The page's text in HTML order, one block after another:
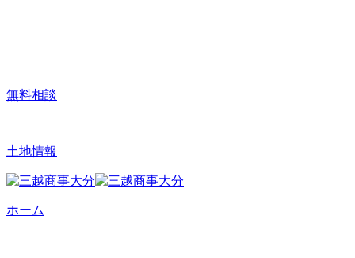
無料相談
土地情報
ホーム